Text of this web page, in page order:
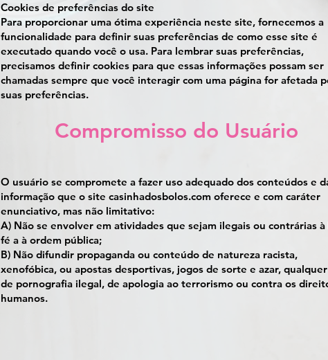
Cookies de preferências do site
Para proporcionar uma ótima experiência neste site, fornecemos a
funcionalidade para definir suas preferências de como esse site é
executado quando você o usa. Para lembrar suas preferências,
precisamos definir cookies para que essas informações possam ser
chamadas sempre que você interagir com uma página for afetada
suas preferências.
Compromisso do Usuário
O usuário se compromete a fazer uso adequado dos conteúdos e
informação que o site casinhadosbolos.com oferece e com caráter
enunciativo, mas não limitativo:
A) Não se envolver em atividades que sejam ilegais ou contrárias à
fé a à ordem pública;
B) Não difundir propaganda ou conteúdo de natureza racista,
xenofóbica, ou apostas desportivas, jogos de sorte e azar,
de pornografia ilegal, de apologia ao terrorismo ou contra os
humanos.